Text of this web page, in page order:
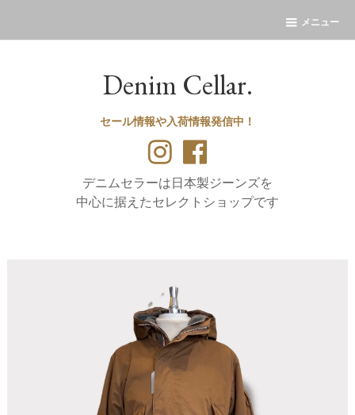
メニュー
Denim Cellar.
セール情報や入荷情報発信中！
デニムセラーは日本製ジーンズを
中心に据えたセレクトショップです